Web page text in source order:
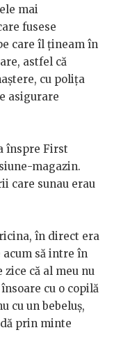
mai
fusese
care îl țineam în
astfel că
cu polița
asigurare
înspre First
magazin.
care sunau erau
în direct era
acum să intre în
că al meu nu
cu o copilă
cu un bebeluș,
prin minte